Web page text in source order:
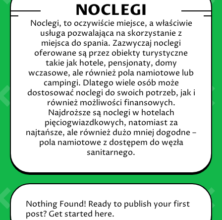
NOCLEGI
Noclegi, to oczywiście miejsce, a właściwie
usługa pozwalająca na skorzystanie z
miejsca do spania. Zazwyczaj noclegi
oferowane są przez obiekty turystyczne
takie jak hotele, pensjonaty, domy
wczasowe, ale również pola namiotowe lub
campingi. Dlatego wiele osób może
dostosować noclegi do swoich potrzeb, jak i
również możliwości finansowych.
Najdroższe są noclegi w hotelach
pięciogwiazdkowych, natomiast za
najtańsze, ale również dużo mniej dogodne –
pola namiotowe z dostępem do węzła
sanitarnego.
Nothing Found! Ready to publish your first
post? Get started here.